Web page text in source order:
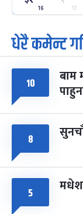
मंगल फाल्गुन
७
आइत
पूर्णिमा
चैत्र ७,
८
सोम चैत्र ८,
16 17
धेरै कमेन्ट
१० बाम
८
५